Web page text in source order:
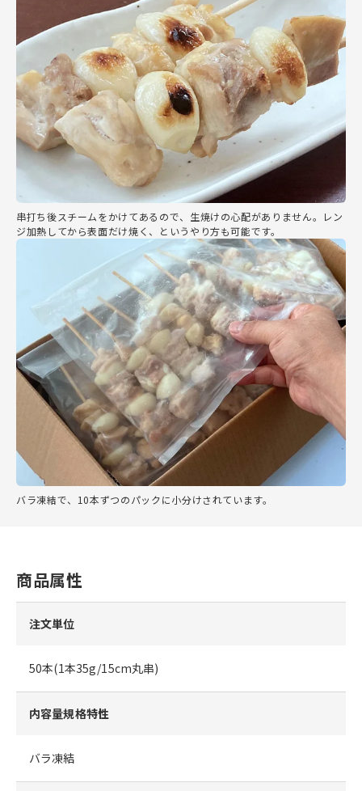
串打ち後スチームをかけてあるので、生焼けの心配がありません。レン
ジ加熱してから表面だけ焼く、というやり方も可能です。
バラ凍結で、10本ずつのパックに小分けされています。
商品属性
注文単位
50本(1本35g/15cm丸串)
内容量規格特性
バラ凍結